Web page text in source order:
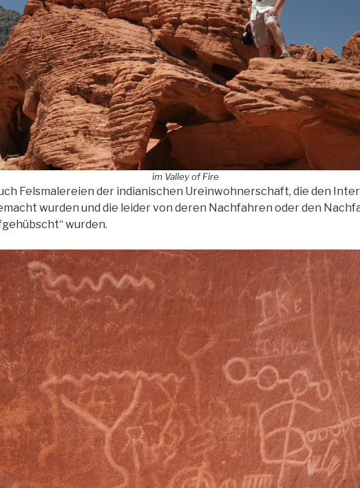
im Valley of Fire
Felsmalereien der indianischen Ureinwohnerschaft, die den
wurden und die leider von deren Nachfahren oder den
wurden.